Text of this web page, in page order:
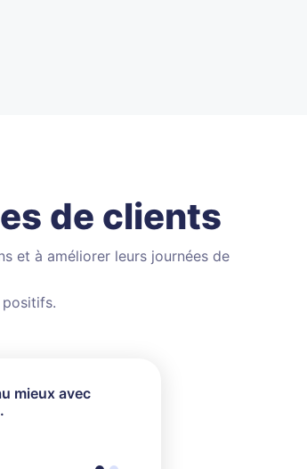
de clients
et à améliorer leurs journées de
mieux avecmais